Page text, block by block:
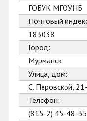
ГОБУК МГОУНБ
Почтовый
183038
Город:
Мурманск
Улица, дом:
С. Перовской,
Телефон:
(815-2) 45-48-35